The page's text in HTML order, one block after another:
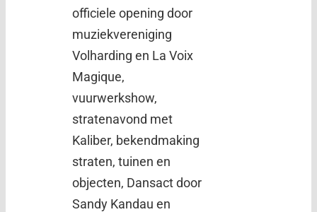
officiele opening door
muziekvereniging
Volharding en La Voix
Magique,
vuurwerkshow,
stratenavond met
Kaliber, bekendmaking
straten, tuinen en
objecten, Dansact door
Sandy Kandau en